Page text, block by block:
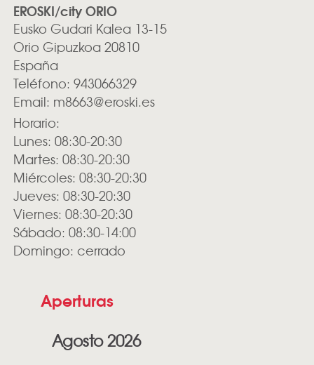
EROSKI/city ORIO
Eusko Gudari Kalea 13-15
Orio Gipuzkoa 20810
España
Teléfono: 943066329
Email: m8663@eroski.es
Horario:
Lunes: 08:30-20:30
Martes: 08:30-20:30
Miércoles: 08:30-20:30
Jueves: 08:30-20:30
Viernes: 08:30-20:30
Sábado: 08:30-14:00
Domingo: cerrado
Aperturas
Agosto 2026